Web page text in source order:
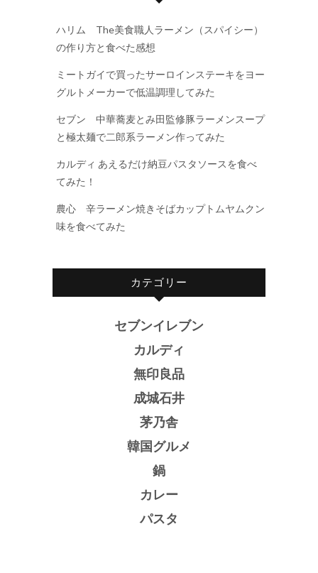
ハリム The美食職人ラーメン（スパイシー）
の作り方と食べた感想
ミートガイで買ったサーロインステーキをヨー
グルトメーカーで低温調理してみた
セブン 中華蕎麦とみ田監修豚ラーメンスープ
と極太麺で二郎系ラーメン作ってみた
カルディ あえるだけ納豆パスタソースを食べ
てみた！
農心 辛ラーメン焼きそばカップトムヤムクン
味を食べてみた
カテゴリー
セブンイレブン
カルディ
無印良品
成城石井
茅乃舎
韓国グルメ
鍋
カレー
パスタ